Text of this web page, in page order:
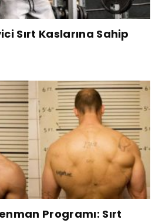
Sırt Kaslarına Sahip
Programı: Sırt